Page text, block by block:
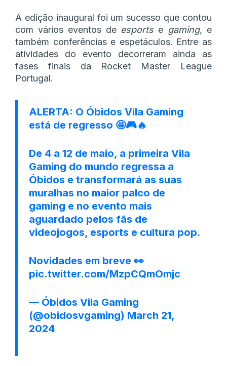
A edição inaugural foi um sucesso que contou
com vários eventos de esportse gaming, e
também conferências e espetáculos. Entre as
atividades do evento decorreram ainda as
fases finais da Rocket Master League
Portugal.
ALERTA: O Óbidos Vila Gaming
está de regresso 🤩🎮🔥
De 4 a 12 de maio, a primeira Vila
Gaming do mundo regressa a
Óbidos e transformará as suas
muralhas no maior palco de
gaming e no evento mais
aguardado pelos fãs de
videojogos, esports e cultura pop.
Novidades em breve 👀
pic.twitter.com/MzpCQmOmjc
— Óbidos Vila Gaming
(@obidosvgaming) March 21,
2024